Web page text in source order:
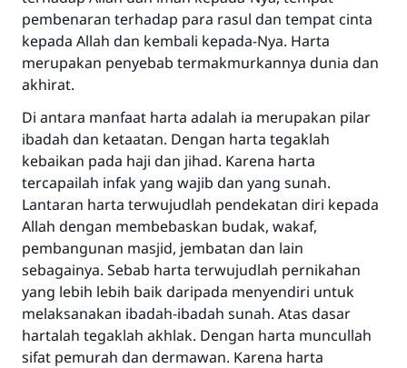
pembenaran terhadap para rasul dan tempat cinta
kepada Allah dan kembali kepada-Nya. Harta
merupakan penyebab termakmurkannya dunia dan
akhirat.
Di antara manfaat harta adalah ia merupakan pilar
ibadah dan ketaatan. Dengan harta tegaklah
kebaikan pada haji dan jihad. Karena harta
tercapailah infak yang wajib dan yang sunah.
Lantaran harta terwujudlah pendekatan diri kepada
Allah dengan membebaskan budak, wakaf,
pembangunan masjid, jembatan dan lain
sebagainya. Sebab harta terwujudlah pernikahan
yang lebih lebih baik daripada menyendiri untuk
melaksanakan ibadah-ibadah sunah. Atas dasar
hartalah tegaklah akhlak. Dengan harta muncullah
sifat pemurah dan dermawan. Karena harta